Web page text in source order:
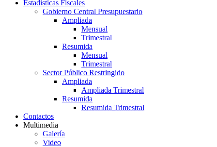
Estadísticas Fiscales
Gobierno Central Presupuestario
Ampliada
Mensual
Trimestral
Resumida
Mensual
Trimestral
Sector Público Restringido
Ampliada
Ampliada Trimestral
Resumida
Resumida Trimestral
Contactos
Multimedia
Galería
Video